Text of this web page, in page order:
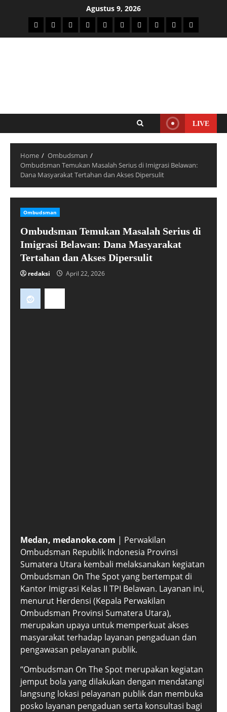
Agustus 9, 2026
LIVE
Home
Ombudsman
Ombudsman Temukan Masalah Serius di Imigrasi Belawan:
Dana Masyarakat Tertahan dan Akses Dipersulit
Ombudsman
Ombudsman Temukan Masalah Serius di
Imigrasi Belawan: Dana Masyarakat
Tertahan dan Akses Dipersulit
redaksi April 22, 2026
Medan, medanoke.com | Perwakilan
Ombudsman Republik Indonesia Provinsi
Sumatera Utara kembali melaksanakan kegiatan
Ombudsman On The Spot yang bertempat di
Kantor Imigrasi Kelas II TPI Belawan. Layanan ini,
menurut Herdensi (Kepala Perwakilan
Ombudsman Provinsi Sumatera Utara),
merupakan upaya untuk memperkuat akses
masyarakat terhadap layanan pengaduan dan
pengawasan pelayanan publik.
“Ombudsman On The Spot merupakan kegiatan
jemput bola yang dilakukan dengan mendatangi
langsung lokasi pelayanan publik dan membuka
posko layanan pengaduan serta konsultasi bagi